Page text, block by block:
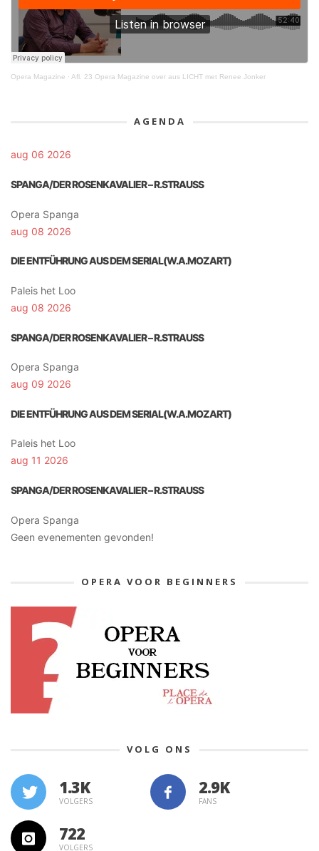
Opera Magazine · Afl. 23 Opera Magazine over aus LICHT met Renee Jonker
AGENDA
aug 06 2026
SPANGA/DER ROSENKAVALIER – R.STRAUSS
Opera Spanga
aug 08 2026
DIE ENTFÜHRUNG AUS DEM SERIAL(W.A.MOZART)
Paleis het Loo
aug 08 2026
SPANGA/DER ROSENKAVALIER – R.STRAUSS
Opera Spanga
aug 09 2026
DIE ENTFÜHRUNG AUS DEM SERIAL(W.A.MOZART)
Paleis het Loo
aug 11 2026
SPANGA/DER ROSENKAVALIER – R.STRAUSS
Opera Spanga
Geen evenementen gevonden!
OPERA VOOR BEGINNERS
VOLG ONS
1.3K
VOLGERS FANS
722
VOLGERS